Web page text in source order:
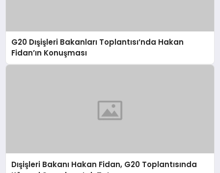
G20 Dışişleri Bakanları Toplantısı’nda Hakan
Fidan’ın Konuşması
Dışişleri Bakanı Hakan Fidan, G20 Toplantısında